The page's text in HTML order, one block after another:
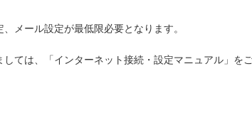
メール設定が最低限必要となります。
ては、「インターネット接続・設定マニュアル」を